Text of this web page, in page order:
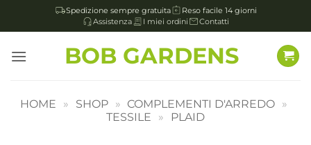
Spedizione sempre gratuita
Reso facile 14 giorni
Assistenza
I miei ordini Contatti
BOB GARDENS
HOME » SHOP » COMPLEMENTI D'ARREDO »
TESSILE
» PLAID